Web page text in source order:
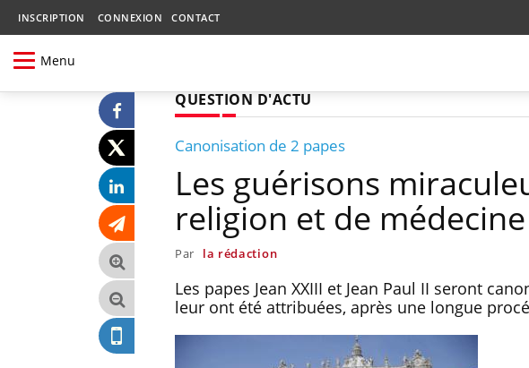
INSCRIPTION CONNEXION CONTACT
Menu
QUESTION D'ACTU
Canonisation de 2 papes
Les guérisons
religion et de médecine
Par la rédaction
Les papes Jean XXIII et Jean Paul II seront
leur ont été attribuées, après une longue